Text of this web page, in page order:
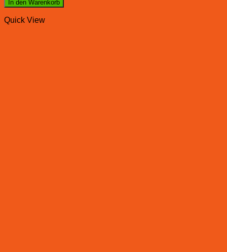
In den Warenkorb
Quick View